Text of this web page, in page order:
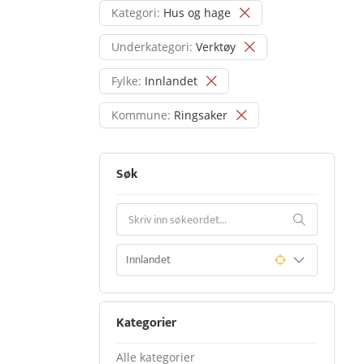
Kategori: Hus og hage
Underkategori: Verktøy
Fylke: Innlandet
Kommune: Ringsaker
Søk
Kategorier
Alle kategorier